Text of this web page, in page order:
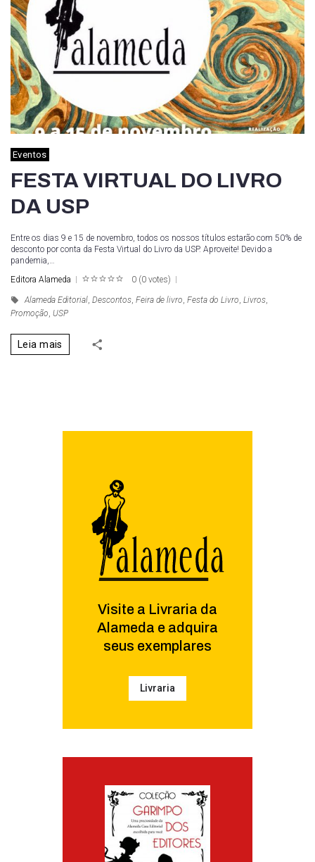
Eventos
FESTA VIRTUAL DO LIVRO
DA USP
Entre os dias 9 e 15 de novembro, todos os nossos títulos estarão com 50% de
desconto por conta da Festa Virtual do Livro da USP. Aproveite! Devido a
pandemia,…
Editora Alameda
0 (0 votes)
Alameda Editorial Descontos Feira de livro Festa do Livro Livros
Promoção USP
Leia mais
Visite a Livraria da
Alameda e adquira
seus exemplares
Livraria